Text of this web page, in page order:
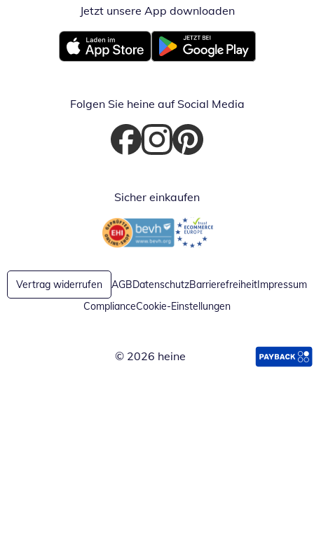
Jetzt unsere App downloadenÖffnet in
Öffnet in neuem FensterÖffnet in neuem Fenster
Folgen Sie heine auf Social Media
Öffnet in neuem Fenster
Öffnet in neuem Fenster
Öffnet in neuem Fenster
Sicher einkaufen
Öffnet in neuem FensterÖffnet in neuem Fenster
Vertrag widerrufen AGBDatenschutzBarrierefreiheitImpressum
ComplianceCookie-Einstellungen
© 2026 heine